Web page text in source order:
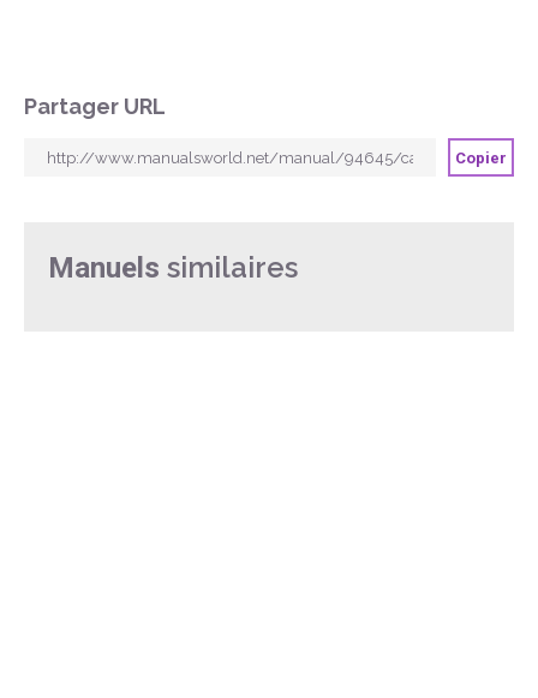
Partager URL
Copier
Manuels similaires